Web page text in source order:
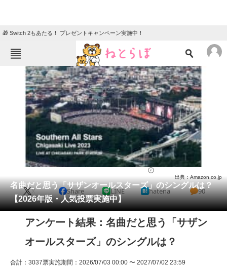
🎁 Switch 2もあたる！ プレゼントキャンペーン実施中！
ねとらぼメニュー
ニュース
エンタメ クイズ
地域
教育・育児
リサーチ
会員記事
メディア
注目記事を集めた総合ページ
ITの今と未来を見通す
名曲だと思う「サザンオールスターズ」のシングルは？
【2026年版・人気投票実施中】
出典：Amazon.co.jp
X Share LINE hatena 90
アンケート結果：名曲だと思う「サザン
オールスターズ」のシングルは？
合計：3037票実施期間：2026/07/03 00:00 〜 2027/07/02 23:59